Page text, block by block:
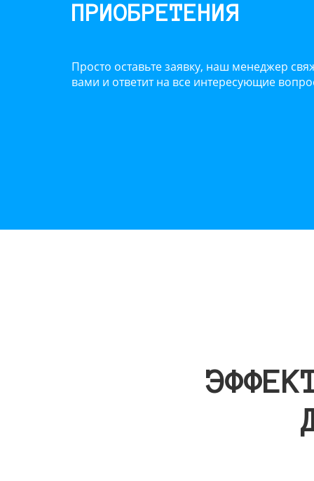
ПРИОБРЕТЕНИЯ
Просто оставьте заявку, наш менеджер
вами и ответит на все интересующие